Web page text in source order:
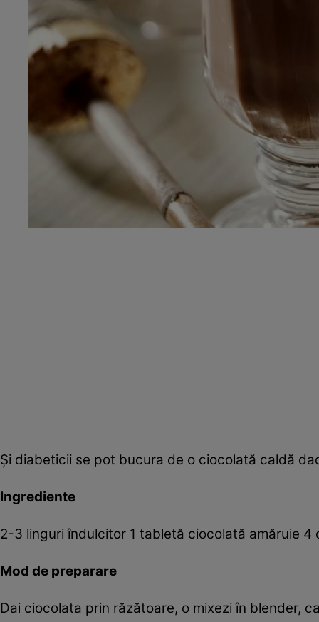
Şi diabeticii se pot bucura de o ciocolată caldă
Ingrediente
2-3 linguri îndulcitor 1 tabletă ciocolată amăruie
Mod de preparare
Dai ciocolata prin răzătoare, o mixezi în blender,